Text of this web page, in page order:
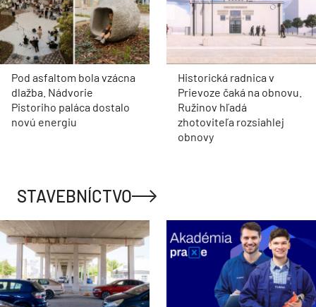
Pod asfaltom bola vzácna
dlažba. Nádvorie
Pistoriho paláca dostalo
novú energiu
Historická radnica v
Prievoze čaká na obnovu.
Ružinov hľadá
zhotoviteľa rozsiahlej
obnovy
STAVEBNÍCTVO